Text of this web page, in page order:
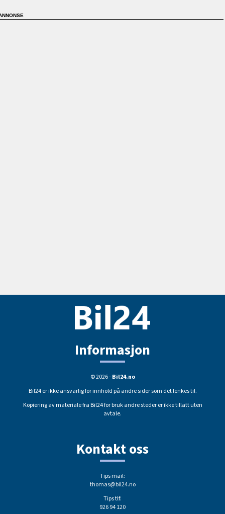
Informasjon
© 2026 -Bil24.no
Bil24 er ikke ansvarlig for innhold på andre sider som det lenkes til.
Kopiering av materiale fra Bil24 for bruk andre steder er ikke tillatt uten
avtale.
Kontakt oss
Tips mail:
thomas@bil24.no
Tips tlf:
926 94 120